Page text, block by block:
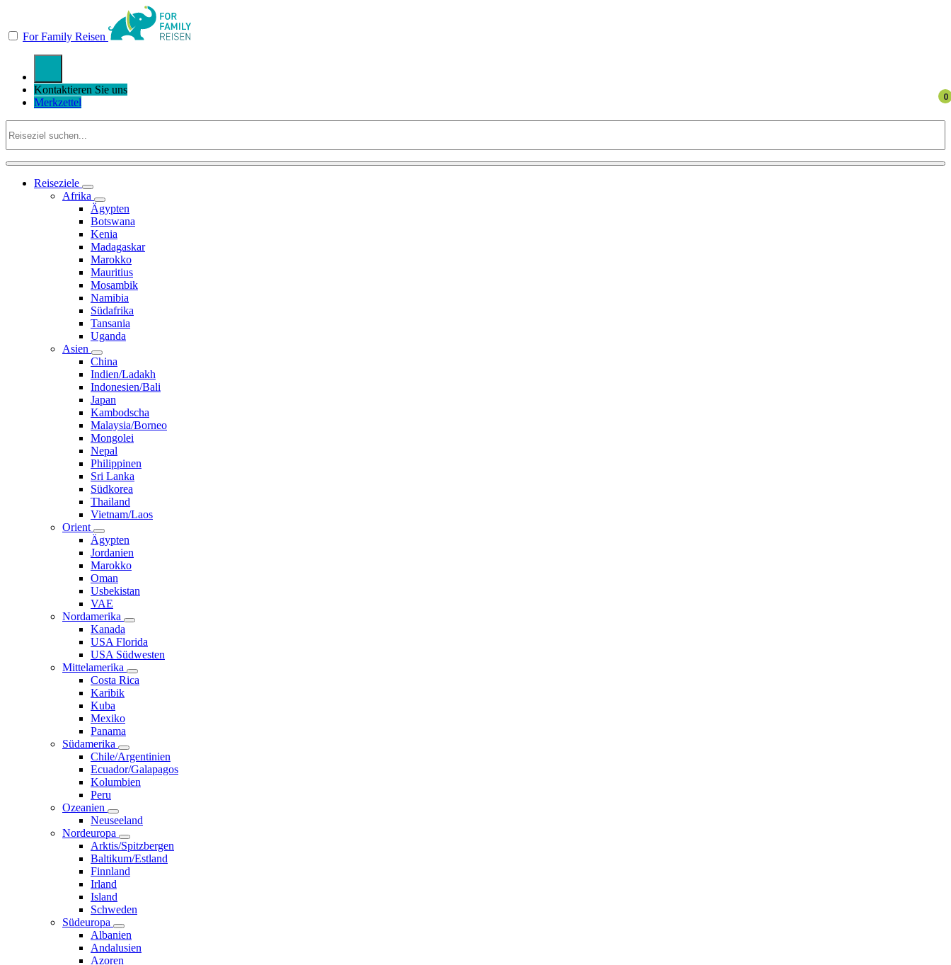
For Family Reisen
Kontaktieren Sie uns
Merkzettel
Reiseziele
Afrika
Ägypten
Botswana
Kenia
Madagaskar
Marokko
Mauritius
Mosambik
Namibia
Südafrika
Tansania
Uganda
Asien
China
Indien/Ladakh
Indonesien/Bali
Japan
Kambodscha
Malaysia/Borneo
Mongolei
Nepal
Philippinen
Sri Lanka
Südkorea
Thailand
Vietnam/Laos
Orient
Ägypten
Jordanien
Marokko
Oman
Usbekistan
VAE
Nordamerika
Kanada
USA Florida
USA Südwesten
Mittelamerika
Costa Rica
Karibik
Kuba
Mexiko
Panama
Südamerika
Chile/Argentinien
Ecuador/Galapagos
Kolumbien
Peru
Ozeanien
Neuseeland
Nordeuropa
Arktis/Spitzbergen
Baltikum/Estland
Finnland
Irland
Island
Schweden
Südeuropa
Albanien
Andalusien
Azoren